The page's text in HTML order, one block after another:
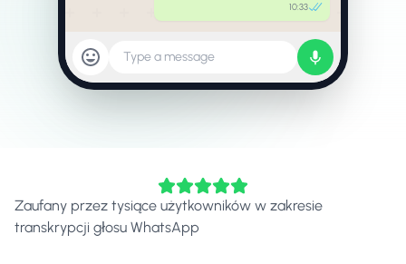
10:33
Type a message
Zaufany przez tysiące użytkowników w zakresie
transkrypcji głosu WhatsApp